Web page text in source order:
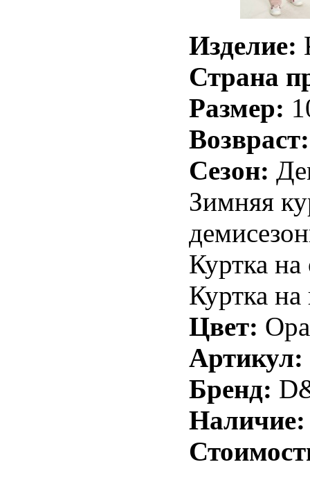
Изделие:
Страна
Размер:
Возвраст:
Сезон:
Зимняя
Куртка
Куртка на
Цвет:
Артикул:
Бренд:
Наличие: